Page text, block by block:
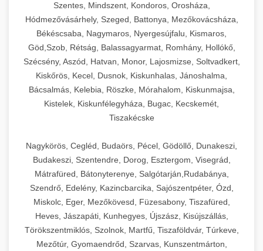
Szentes, Mindszent, Kondoros, Orosháza,
Hódmezővásárhely, Szeged, Battonya, Mezőkovácsháza,
Békéscsaba, Nagymaros, Nyergesújfalu, Kismaros,
Göd,Szob, Rétság, Balassagyarmat, Romhány, Hollókő,
Szécsény, Aszód, Hatvan, Monor, Lajosmizse, Soltvadkert,
Kiskőrös, Kecel, Dusnok, Kiskunhalas, Jánoshalma,
Bácsalmás, Kelebia, Röszke, Mórahalom, Kiskunmajsa,
Kistelek, Kiskunfélegyháza, Bugac, Kecskemét,
Tiszakécske
Nagykörös, Cegléd, Budaörs, Pécel, Gödöllő, Dunakeszi,
Budakeszi, Szentendre, Dorog, Esztergom, Visegrád,
Mátrafüred, Bátonyterenye, Salgótarján,Rudabánya,
Szendrő, Edelény, Kazincbarcika, Sajószentpéter, Ózd,
Miskolc, Eger, Mezőkövesd, Füzesabony, Tiszafüred,
Heves, Jászapáti, Kunhegyes, Újszász, Kisújszállás,
Törökszentmiklós, Szolnok, Martfű, Tiszaföldvár, Túrkeve,
Mezőtúr, Gyomaendrőd, Szarvas, Kunszentmárton,